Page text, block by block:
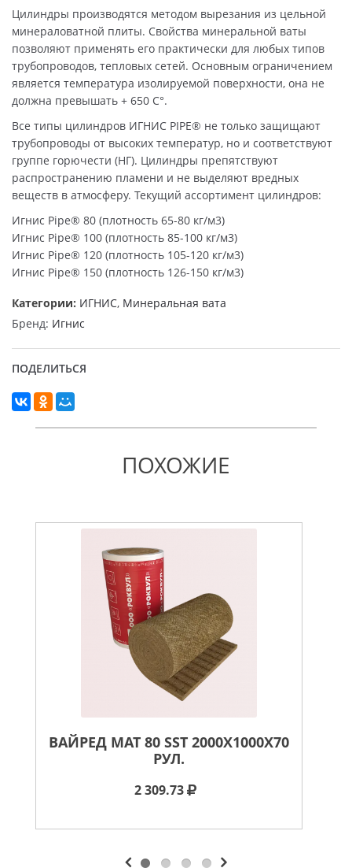
Цилиндры производятся методом вырезания из цельной
минераловатной плиты. Свойства минеральной ваты
позволяют применять его практически для любых типов
трубопроводов, тепловых сетей. Основным ограничением
является температура изолируемой поверхности, она не
должна превышать + 650 C°.
Все типы цилиндров ИГНИС PIPE® не только защищают
трубопроводы от высоких температур, но и соответствуют
группе горючести (НГ). Цилиндры препятствуют
распространению пламени и не выделяют вредных
веществ в атмосферу. Текущий ассортимент цилиндров:
Игнис Pipe® 80 (плотность 65-80 кг/м3)
Игнис Pipe® 100 (плотность 85-100 кг/м3)
Игнис Pipe® 120 (плотность 105-120 кг/м3)
Игнис Pipe® 150 (плотность 126-150 кг/м3)
Категории: ИГНИС, Минеральная вата
Бренд: Игнис
ПОДЕЛИТЬСЯ
ПОХОЖИЕ
ВАЙРЕД МАТ 80 SST 2000X1000X70
РУЛ.
2 309.73